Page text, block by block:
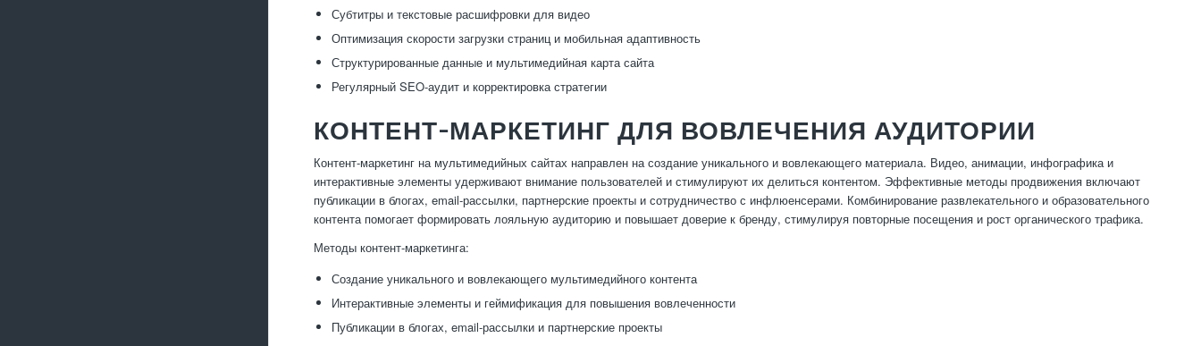
Субтитры и текстовые расшифровки для видео
Оптимизация скорости загрузки страниц и мобильная адаптивность
Структурированные данные и мультимедийная карта сайта
Регулярный SEO-аудит и корректировка стратегии
КОНТЕНТ-МАРКЕТИНГ ДЛЯ ВОВЛЕЧЕНИЯ АУДИТОРИИ
Контент-маркетинг на мультимедийных сайтах направлен на создание уникального и вовлекающего материала. Видео, анимации, инфографика и
интерактивные элементы удерживают внимание пользователей и стимулируют их делиться контентом. Эффективные методы продвижения включают
публикации в блогах, email-рассылки, партнерские проекты и сотрудничество с инфлюенсерами. Комбинирование развлекательного и образовательного
контента помогает формировать лояльную аудиторию и повышает доверие к бренду, стимулируя повторные посещения и рост органического трафика.
Методы контент-маркетинга:
Создание уникального и вовлекающего мультимедийного контента
Интерактивные элементы и геймификация для повышения вовлеченности
Публикации в блогах, email-рассылки и партнерские проекты